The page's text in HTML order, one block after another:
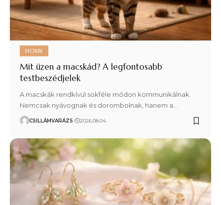
HOBBI
Mit üzen a macskád? A legfontosabb
testbeszédjelek
A macskák rendkívül sokféle módon kommunikálnak.
Nemcsak nyávognak és dorombolnak, hanem a…
CSILLÁMVARÁZS 2026.08.04.